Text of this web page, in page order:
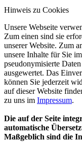
Hinweis zu Cookies
Unsere Webseite
Zum einen sind sie
unserer Website. Zum
unsere Inhalte für Sie
pseudonymisierte
ausgewertet. Das
können Sie jederzeit
auf dieser Website
zu uns im Impressum.
Die auf der Seite
automatische
Maßgeblich sind die